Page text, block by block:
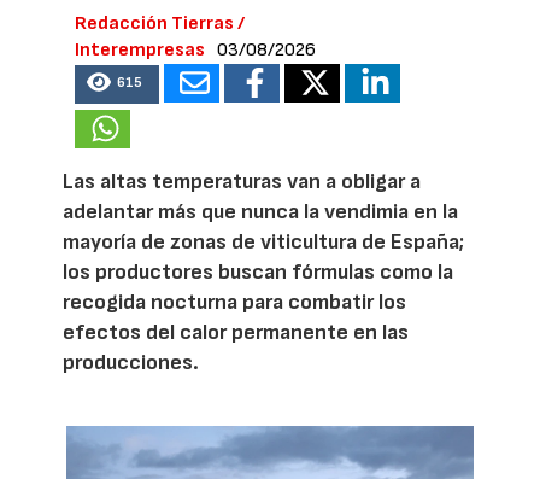
Redacción Tierras /
Interempresas
03/08/2026
615
Las altas temperaturas van a obligar a
adelantar más que nunca la vendimia en la
mayoría de zonas de viticultura de España;
los productores buscan fórmulas como la
recogida nocturna para combatir los
efectos del calor permanente en las
producciones.